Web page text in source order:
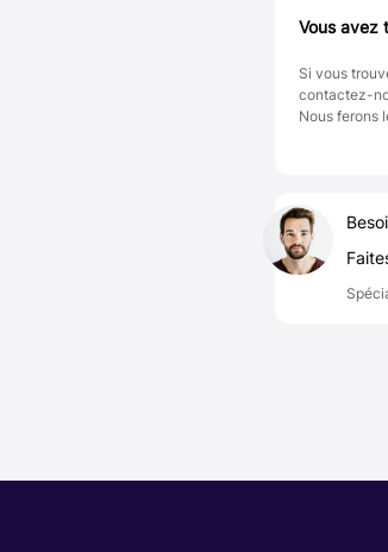
Vous avez
Si vous
contactez-
Nous ferons